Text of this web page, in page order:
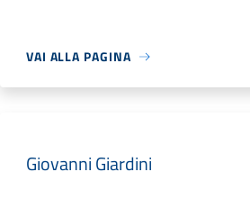
VAI ALLA PAGINA
Giovanni Giardini